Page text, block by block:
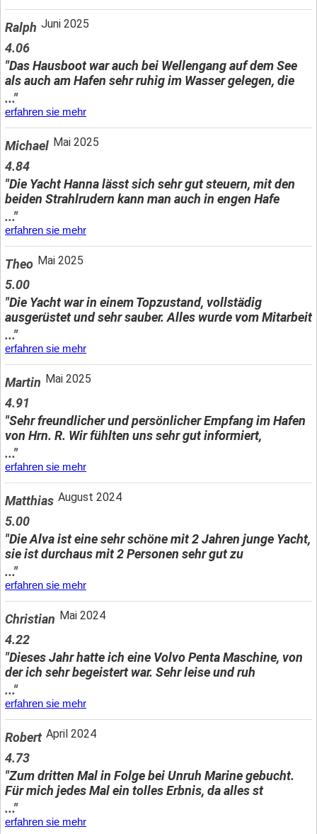
Ralph Juni 2025
4.06
"Das Hausboot war auch bei Wellengang auf dem See
als auch am Hafen sehr ruhig im Wasser gelegen, die
..."
erfahren sie mehr
Michael Mai 2025
4.84
"Die Yacht Hanna lässt sich sehr gut steuern, mit den
beiden Strahlrudern kann man auch in engen Hafe
..."
erfahren sie mehr
Theo Mai 2025
5.00
"Die Yacht war in einem Topzustand, vollstädig
ausgerüstet und sehr sauber. Alles wurde vom Mitarbeit
..."
erfahren sie mehr
Martin Mai 2025
4.91
"Sehr freundlicher und persönlicher Empfang im Hafen
von Hrn. R. Wir fühlten uns sehr gut informiert,
..."
erfahren sie mehr
Matthias August 2024
5.00
"Die Alva ist eine sehr schöne mit 2 Jahren junge Yacht,
sie ist durchaus mit 2 Personen sehr gut zu
..."
erfahren sie mehr
Christian Mai 2024
4.22
"Dieses Jahr hatte ich eine Volvo Penta Maschine, von
der ich sehr begeistert war. Sehr leise und ruh
..."
erfahren sie mehr
Robert April 2024
4.73
"Zum dritten Mal in Folge bei Unruh Marine gebucht.
Für mich jedes Mal ein tolles Erbnis, da alles st
..."
erfahren sie mehr